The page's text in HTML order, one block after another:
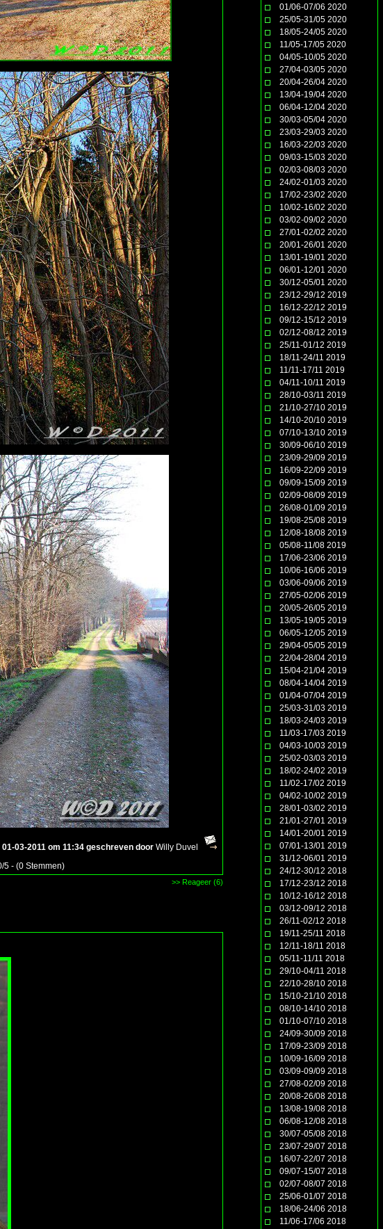
01-03-2011 om 11:34 geschreven door Willy Duvel
5 - (0 Stemmen)
>> Reageer (6)
01/06-07/06 2020
25/05-31/05 2020
18/05-24/05 2020
11/05-17/05 2020
04/05-10/05 2020
27/04-03/05 2020
20/04-26/04 2020
13/04-19/04 2020
06/04-12/04 2020
30/03-05/04 2020
23/03-29/03 2020
16/03-22/03 2020
09/03-15/03 2020
02/03-08/03 2020
24/02-01/03 2020
17/02-23/02 2020
10/02-16/02 2020
03/02-09/02 2020
27/01-02/02 2020
20/01-26/01 2020
13/01-19/01 2020
06/01-12/01 2020
30/12-05/01 2020
23/12-29/12 2019
16/12-22/12 2019
09/12-15/12 2019
02/12-08/12 2019
25/11-01/12 2019
18/11-24/11 2019
11/11-17/11 2019
04/11-10/11 2019
28/10-03/11 2019
21/10-27/10 2019
14/10-20/10 2019
07/10-13/10 2019
30/09-06/10 2019
23/09-29/09 2019
16/09-22/09 2019
09/09-15/09 2019
02/09-08/09 2019
26/08-01/09 2019
19/08-25/08 2019
12/08-18/08 2019
05/08-11/08 2019
17/06-23/06 2019
10/06-16/06 2019
03/06-09/06 2019
27/05-02/06 2019
20/05-26/05 2019
13/05-19/05 2019
06/05-12/05 2019
29/04-05/05 2019
22/04-28/04 2019
15/04-21/04 2019
08/04-14/04 2019
01/04-07/04 2019
25/03-31/03 2019
18/03-24/03 2019
11/03-17/03 2019
04/03-10/03 2019
25/02-03/03 2019
18/02-24/02 2019
11/02-17/02 2019
04/02-10/02 2019
28/01-03/02 2019
21/01-27/01 2019
14/01-20/01 2019
07/01-13/01 2019
31/12-06/01 2019
24/12-30/12 2018
17/12-23/12 2018
10/12-16/12 2018
03/12-09/12 2018
26/11-02/12 2018
19/11-25/11 2018
12/11-18/11 2018
05/11-11/11 2018
29/10-04/11 2018
22/10-28/10 2018
15/10-21/10 2018
08/10-14/10 2018
01/10-07/10 2018
24/09-30/09 2018
17/09-23/09 2018
10/09-16/09 2018
03/09-09/09 2018
27/08-02/09 2018
20/08-26/08 2018
13/08-19/08 2018
06/08-12/08 2018
30/07-05/08 2018
23/07-29/07 2018
16/07-22/07 2018
09/07-15/07 2018
02/07-08/07 2018
25/06-01/07 2018
18/06-24/06 2018
11/06-17/06 2018